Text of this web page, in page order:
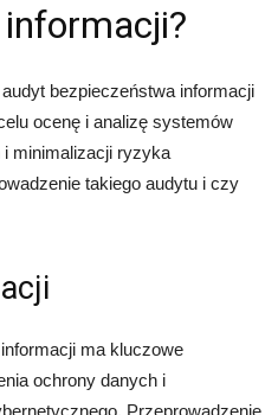
bezpieczeństwa informacji
ocenę i analizę systemów
minimalizacji ryzyka
takiego audytu i czy
ma kluczowe
ochrony danych i
Przeprowadzenie